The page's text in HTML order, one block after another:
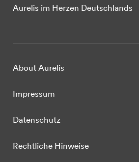
Aurelis im Herzen Deutschlands
About Aurelis
Impressum
Datenschutz
Rechtliche Hinweise